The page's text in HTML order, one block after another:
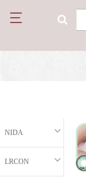
T
g
g
a
t
NIDA
LRCON